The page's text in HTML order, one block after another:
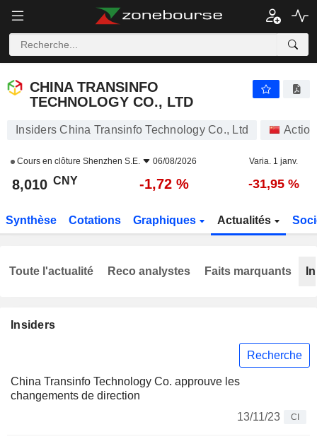
CHINA TRANSINFO
TECHNOLOGY CO., LTD
Insiders China Transinfo Technology Co., Ltd
Cours en clôture Shenzhen S.E. 06/08/2026 Varia. 1 janv.
8,010 CNY -1,72 % -31,95 %
Synthèse Cotations Graphiques Actualités
Insiders
Recherche
China Transinfo Technology Co. approuve les
changements de direction
13/11/23
CI
Toute l'actualité Reco analystes Faits marquants